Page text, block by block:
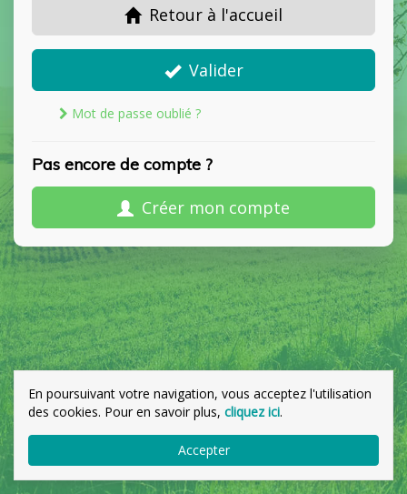
Retour à l'accueil
Valider
Mot de passe oublié ?
Pas encore de compte ?
Créer mon compte
En poursuivant votre navigation, vous acceptez l'utilisation
des cookies. Pour en savoir plus, cliquez ici.
Accepter